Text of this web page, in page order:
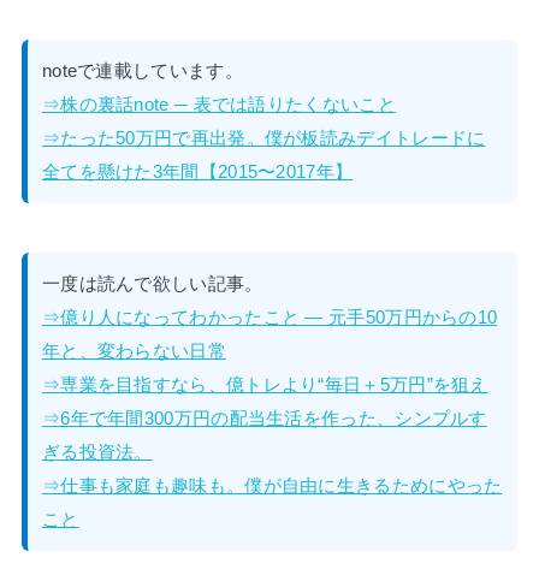
noteで連載しています。
⇒株の裏話note ─ 表では語りたくないこと
⇒たった50万円で再出発。僕が板読みデイトレードに
全てを懸けた3年間【2015〜2017年】
一度は読んで欲しい記事。
⇒億り人になってわかったこと — 元手50万円からの10
年と、変わらない日常
⇒専業を目指すなら、億トレより“毎日＋5万円”を狙え
⇒6年で年間300万円の配当生活を作った、シンプルす
ぎる投資法。
⇒仕事も家庭も趣味も。僕が自由に生きるためにやった
こと